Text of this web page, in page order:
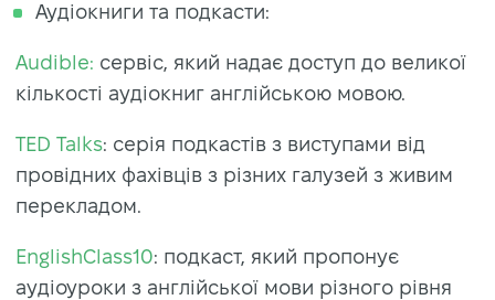
Аудіокниги та подкасти:
Audible: сервіс, який надає доступ до великої
кількості аудіокниг англійською мовою.
TED Talks: серія подкастів з виступами від
провідних фахівців з різних галузей з живим
перекладом.
EnglishClass10: подкаст, який пропонує
аудіоуроки з англійської мови різного рівня